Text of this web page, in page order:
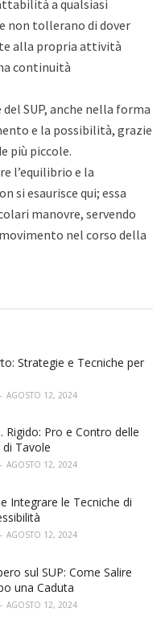
a qualsiasi
non tollerano di dover
alla propria attività
continuità
SUP, anche nella forma
e la possibilità, grazie
più piccole.
l’equilibrio e la
si esaurisce qui; essa
manovre, servendo
nel corso della
Strategie e Tecniche per
AGOSTO 12, 2024
Rigido: Pro e Contro delle
Tavole
AGOSTO 12, 2024
Integrare le Tecniche di
AGOSTO 12, 2024
sul SUP: Come Salire
una Caduta
AGOSTO 12, 2024